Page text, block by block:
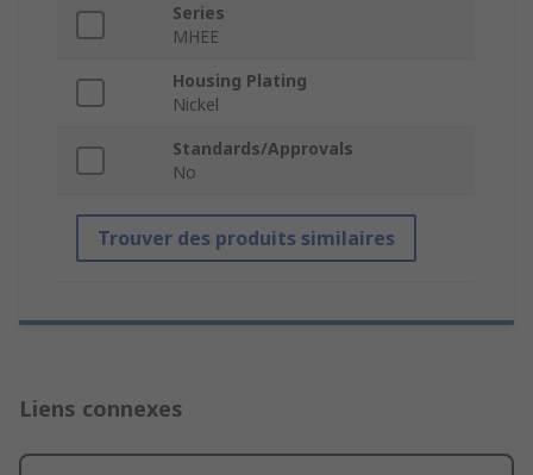
Series
MHEE
Housing Plating
Nickel
Standards/Approvals
No
Trouver des produits similaires
Liens connexes